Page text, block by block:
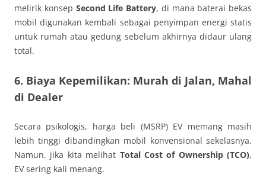
melirik konsep Second Life Battery, di mana baterai bekas
mobil digunakan kembali sebagai penyimpan energi statis
untuk rumah atau gedung sebelum akhirnya didaur ulang
total.
6. Biaya Kepemilikan: Murah di Jalan, Mahal
di Dealer
Secara psikologis, harga beli (MSRP) EV memang masih
lebih tinggi dibandingkan mobil konvensional sekelasnya.
Namun, jika kita melihat Total Cost of Ownership (TCO),
EV sering kali menang.